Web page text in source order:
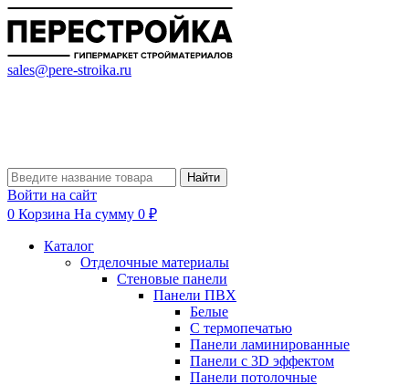
sales@pere-stroika.ru
Найти
Войти на сайт
0 Корзина На сумму 0 ₽
Каталог
Отделочные материалы
Стеновые панели
Панели ПВХ
Белые
С термопечатью
Панели ламинированные
Панели с 3D эффектом
Панели потолочные